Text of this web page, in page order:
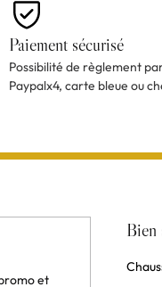
Paiement sécurisé
Possibilité de règlement
Paypalx4, carte bleue ou
et
Bien